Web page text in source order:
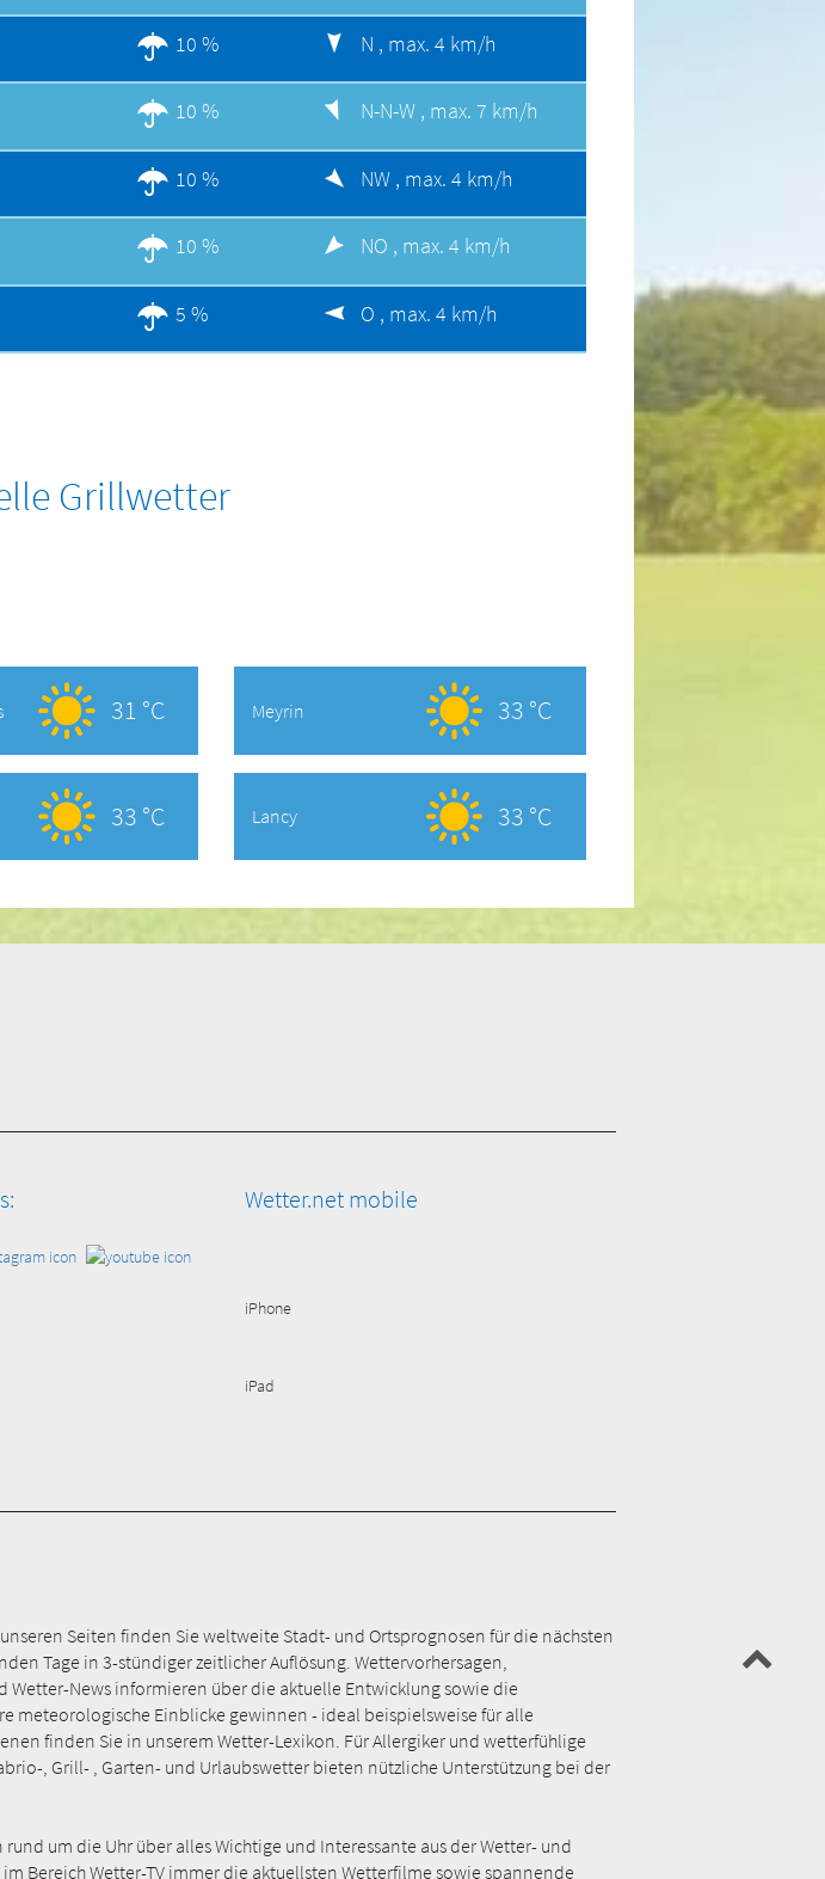
10 % N , max. 4 km/h
10 % N-N-W , max. 7 km/h
10 % NW , max. 4 km/h
10 % NO , max. 4 km/h
5 % O , max. 4 km/h
Grillwetter
31 °C Meyrin 33 °C
33 °C Lancy 33 °C
Wetter.net mobile
iPhone
iPad
Seiten finden Sie weltweite Stadt- und Ortsprognosen für die nächsten
Tage in 3-stündiger zeitlicher Auflösung. Wettervorhersagen,
News informieren über die aktuelle Entwicklung sowie die
meteorologische Einblicke gewinnen - ideal beispielsweise für alle
finden Sie in unserem Wetter-Lexikon. Für Allergiker und wetterfühlige
, Grill- , Garten- und Urlaubswetter bieten nützliche Unterstützung bei der
um die Uhr über alles Wichtige und Interessante aus der Wetter- und
Bereich Wetter-TV immer die aktuellsten Wetterfilme sowie spannende